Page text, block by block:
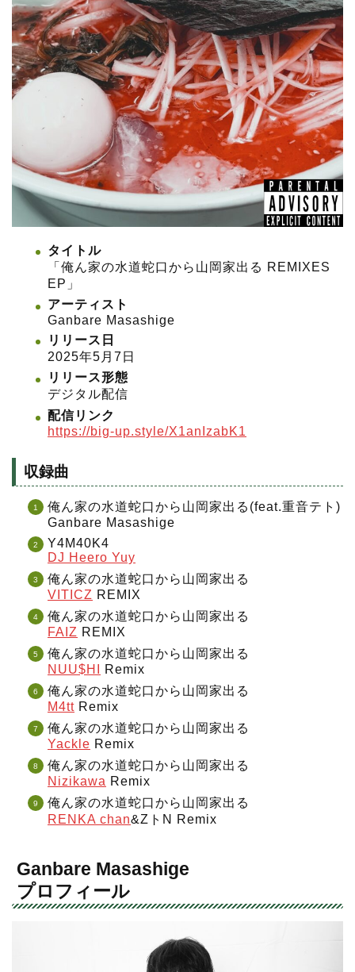
タイトル
「俺ん家の水道蛇口から山岡家出る REMIXES
EP」
アーティスト
Ganbare Masashige
リリース日
2025年5月7日
リリース形態
デジタル配信
配信リンク
https://big-up.style/X1anIzabK1
収録曲
俺ん家の水道蛇口から山岡家出る(feat.重音テト)
Ganbare Masashige
Y4M40K4
DJ Heero Yuy
俺ん家の水道蛇口から山岡家出る
VITICZ REMIX
俺ん家の水道蛇口から山岡家出る
FAIZ REMIX
俺ん家の水道蛇口から山岡家出る
NUU$HI
Remix
俺ん家の水道蛇口から山岡家出る
M4tt Remix
俺ん家の水道蛇口から山岡家出る
Yackle Remix
俺ん家の水道蛇口から山岡家出る
Nizikawa Remix
俺ん家の水道蛇口から山岡家出る
RENKA chan&ZトN Remix
Ganbare Masashige
プロフィール